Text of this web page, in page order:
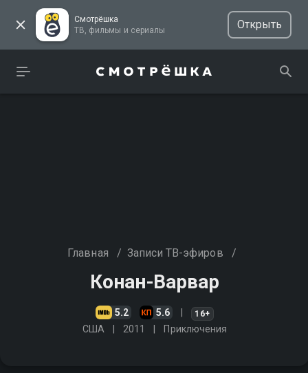
Смотрёшка
ТВ, фильмы и сериалы
Открыть
Главная / Записи ТВ-эфиров /
Конан-Варвар
5.2 5.6 16+
США 2011 Приключения